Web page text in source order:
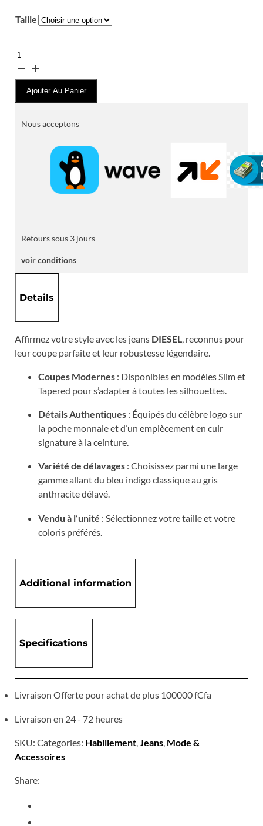
Taille
quantité
de
Jeans
DIESEL
Collection
Premium
Ajouter Au Panier
Nous acceptons
Retours sous 3 jours
voir conditions
Details
Affirmez votre style avec les jeans DIESEL , reconnus pour
leur coupe parfaite et leur robustesse légendaire.
Coupes Modernes : Disponibles en modèles Slim et
Tapered pour s’adapter à toutes les silhouettes.
Détails Authentiques : Équipés du célèbre logo sur
la poche monnaie et d’un empiècement en cuir
signature à la ceinture.
Variété de délavages : Choisissez parmi une large
gamme allant du bleu indigo classique au gris
anthracite délavé.
Vendu à l’unité : Sélectionnez votre taille et votre
coloris préférés.
Additional information
Specifications
Livraison Offerte pour achat de plus 100000 fCfa
Livraison en 24 - 72 heures
SKU:Categories: Habillement Jeans Mode &
Accessoires
Share: